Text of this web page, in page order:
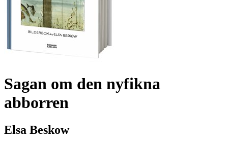
Sagan om den nyfikna
abborren
Elsa Beskow